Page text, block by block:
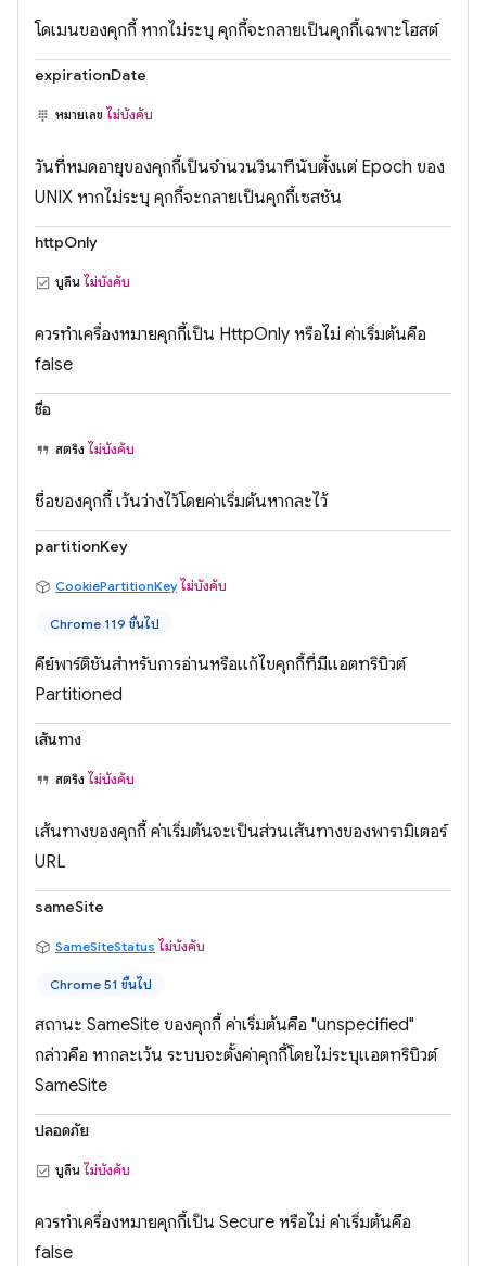
โดเมนของคุกกี้ หากไม่ระบุ คุกกี้จะกลายเป็นคุกกี้เฉพาะโฮสต์
expirationDate
หมายเลข ไม่บังคับ
วันที่หมดอายุของคุกกี้เป็นจำนวนวินาทีนับตั้งแต่ Epoch ของ
UNIX หากไม่ระบุ คุกกี้จะกลายเป็นคุกกี้เซสชัน
httpOnly
บูลีน ไม่บังคับ
ควรทำเครื่องหมายคุกกี้เป็น HttpOnly หรือไม่ ค่าเริ่มต้นคือ
false
ชื่อ
สตริง ไม่บังคับ
ชื่อของคุกกี้ เว้นว่างไว้โดยค่าเริ่มต้นหากละไว้
partitionKey
CookiePartitionKey ไม่บังคับ
Chrome 119 ขึ้นไป
คีย์พาร์ติชันสำหรับการอ่านหรือแก้ไขคุกกี้ที่มีแอตทริบิวต์
Partitioned
เส้นทาง
สตริง ไม่บังคับ
เส้นทางของคุกกี้ ค่าเริ่มต้นจะเป็นส่วนเส้นทางของพารามิเตอร์
URL
sameSite
SameSiteStatus ไม่บังคับ
Chrome 51 ขึ้นไป
สถานะ SameSite ของคุกกี้ ค่าเริ่มต้นคือ "unspecified"
กล่าวคือ หากละเว้น ระบบจะตั้งค่าคุกกี้โดยไม่ระบุแอตทริบิวต์
SameSite
ปลอดภัย
บูลีน ไม่บังคับ
ควรทำเครื่องหมายคุกกี้เป็น Secure หรือไม่ ค่าเริ่มต้นคือ
false